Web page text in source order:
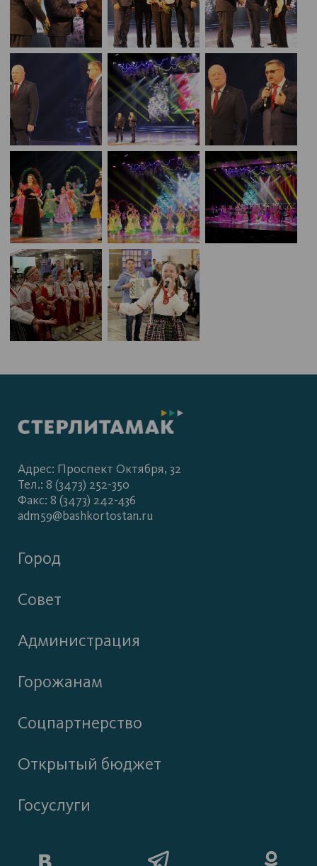
Адрес: Проспект Октября, 32
Тел.: 8 (3473) 252-350
Факс: 8 (3473) 242-436
adm59@bashkortostan.ru
Город
Совет
Администрация
Горожанам
Соцпартнерство
Открытый бюджет
Госуслуги